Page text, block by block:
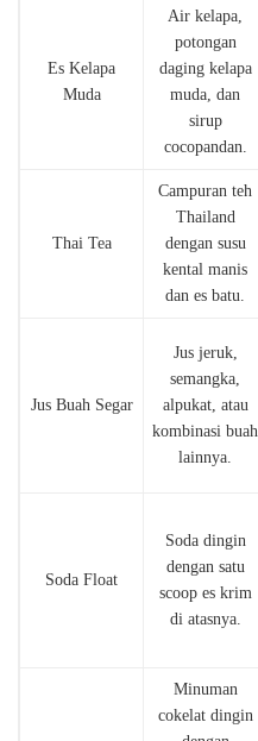
Es Kelapa
Muda
Air kelapa,
potongan
daging kelapa
muda, dan
sirup
cocopandan.
Thai Tea
Campuran teh
Thailand
dengan susu
kental manis
dan es batu.
Jus Buah Segar
Jus jeruk,
semangka,
alpukat, atau
kombinasi buah
lainnya.
Soda Float
Soda dingin
dengan satu
scoop es krim
di atasnya.
Minuman
cokelat dingin